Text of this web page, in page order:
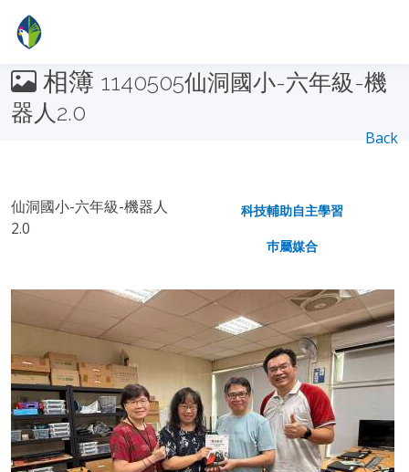
相簿 1140505仙洞國小-六年級-機
器人2.0
Back
仙洞國小-六年級-機器人
2.0
科技輔助自主學習
巿屬媒合